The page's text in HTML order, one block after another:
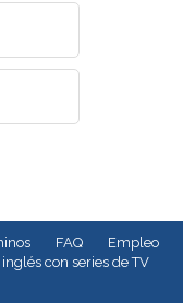
FAQ
Empleo
con series de TV